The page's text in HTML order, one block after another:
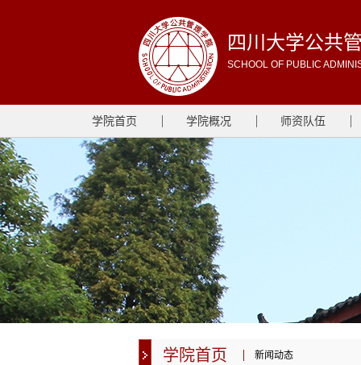
四川大学公共
SCHOOL OF PUBLIC
学院首页 学院概况 师资队伍
学院首页 新闻动态